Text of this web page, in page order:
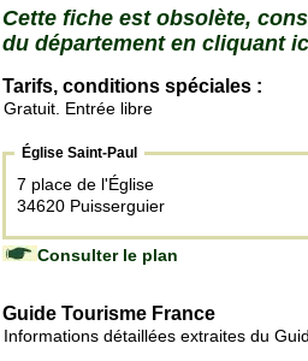
Cette fiche est obsolète,
du département en cliquant
Tarifs, conditions spéciales :
Gratuit. Entrée libre
Église Saint-Paul
7 place de l'Église
34620 Puisserguier
Consulter le plan
Guide Tourisme France
Informations détaillées extraites du